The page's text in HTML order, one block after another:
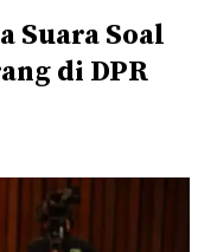
Suara Soal
di DPR